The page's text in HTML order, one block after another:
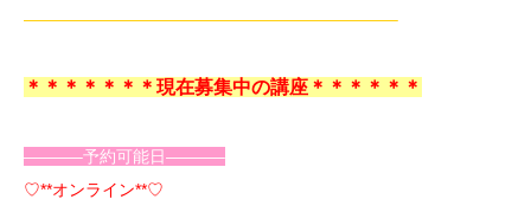
——————————————————————–
＊＊＊＊＊＊＊現在募集中の講座＊＊＊＊＊＊
———–予約可能日———–
♡**オンライン**♡